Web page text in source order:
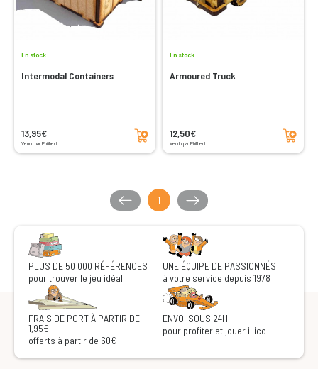
En stock
Intermodal Containers
13,95€
Vendu par Philibert
Ajouter au panier
En stock
Armoured Truck
12,50€
Vendu par Philibert
Ajouter au panier
1
PLUS DE 50 000 RÉFÉRENCES
pour trouver le jeu idéal
UNE ÉQUIPE DE PASSIONNÉS
à votre service depuis 1978
FRAIS DE PORT À PARTIR DE
1,95€
offerts à partir de 60€
ENVOI SOUS 24H
pour profiter et jouer illico